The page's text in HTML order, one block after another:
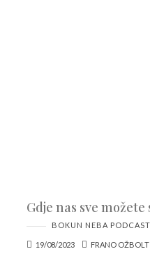
Gdje nas sve
BOKUN NEBA PODCAST
19/08/2023 FRANO OŽBOLT